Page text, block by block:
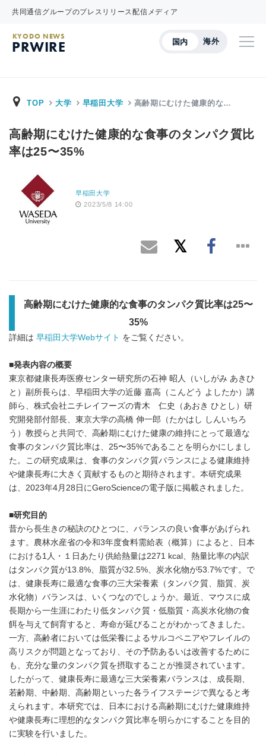
共同通信グループのプレスリリース配信メディア
国内 海外
KYODO NEWS
PRWIRE
TOP 大学 早稲田大学 高齢期にむけた健康的な…
高齢期にむけた健康的な食事のタンパク質比
率は25〜35%
早稲田大学
2023/5/8 14:00
高齢期にむけた健康的な食事のタンパク質比率は25〜
35%
詳細は 早稲田大学Webサイト をご覧ください。
■発表内容の概要
東京都健康長寿医療センター研究所の石神 昭人（いしがみ あきひ
と）副所長らは、早稲田大学の近藤 嘉高（こんどう よしたか）講
師ら、株式会社ニチレイフーズの青木 仁史（あおき ひとし）研
究開発部付部長、東京大学の高橋 伸一郎（たかはし しんいちろ
う）教授らと共同で、高齢期にむけた健康の維持にとって最適な
食事のタンパク質比率は、25〜35%であることを明らかにしまし
た。この研究成果は、食事のタンパク質バランスによる健康維持
や健康長寿に大きく貢献するものと期待されます。本研究成果
は、2023年4月28日にGeroScienceの電子版に掲載されました。
■研究目的
昔から長生きの秘訣のひとつに、バランスの良い食事があげられ
ます。農林水産省の令和3年度食料需給表（概算）によると、日本
における1人・１日あたり供給熱量は2271 kcal、熱量比率の内訳
はタンパク質が13.8%、脂質が32.5%、炭水化物が53.7%です。で
は、健康長寿に最適な食事の三大栄養素（タンパク質、脂質、炭
水化物）バランスは、いくつなのでしょうか。最近、マウスに成
長期から一生涯にわたり低タンパク質・低脂質・高炭水化物の食
餌を与えて飼育すると、寿命が延びることがわかってきました。
一方、高齢者においては低栄養によるサルコペニアやフレイルの
高リスクが問題となっており、その予防あるいは改善するために
も、充分な量のタンパク質を摂取することが推奨されています。
したがって、健康長寿に最適な三大栄養素バランスは、成長期、
若齢期、中齢期、高齢期といった各ライフステージで異なると考
えられます。本研究では、日本における高齢期にむけた健康維持
や健康長寿に理想的なタンパク質比率を明らかにすることを目的
に実験を行いました。